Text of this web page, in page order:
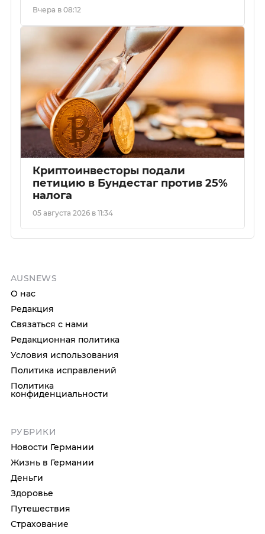
Вчера в 08:12
Криптоинвесторы подали
петицию в Бундестаг против 25%
налога
05 августа 2026 в 11:34
AUSNEWS
О нас
Редакция
Связаться с нами
Редакционная политика
Условия использования
Политика исправлений
Политика
конфиденциальности
РУБРИКИ
Новости Германии
Жизнь в Германии
Деньги
Здоровье
Путешествия
Страхование